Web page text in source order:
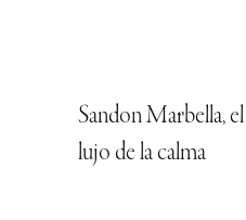
Sandon Marbella, el
lujo de la calma